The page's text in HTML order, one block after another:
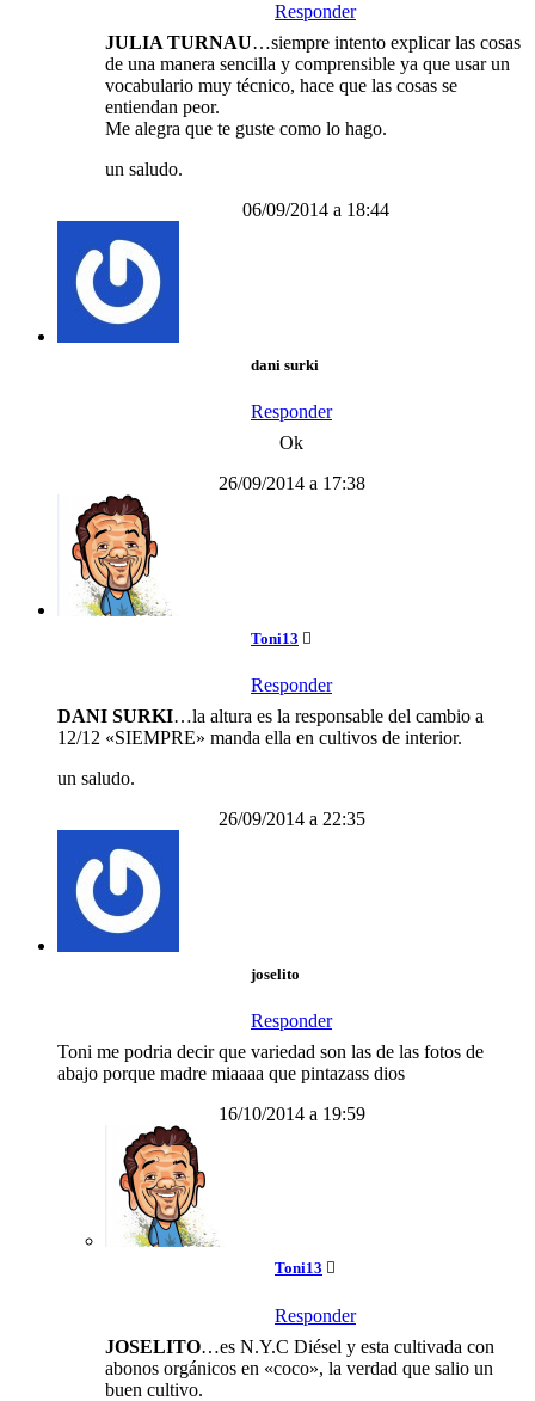
Responder
JULIA TURNAU…siempre intento explicar las cosas
de una manera sencilla y comprensible ya que usar un
vocabulario muy técnico, hace que las cosas se
entiendan peor.
Me alegra que te guste como lo hago.
un saludo.
06/09/2014 a 18:44
dani surki
Responder
Ok
26/09/2014 a 17:38
Toni13
Responder
DANI SURKI…la altura es la responsable del cambio a
12/12 «SIEMPRE» manda ella en cultivos de interior.
un saludo.
26/09/2014 a 22:35
joselito
Responder
Toni me podria decir que variedad son las de las fotos de
abajo porque madre miaaaa que pintazass dios
16/10/2014 a 19:59
Toni13
Responder
JOSELITO…es N.Y.C Diésel y esta cultivada con
abonos orgánicos en «coco», la verdad que salio un
buen cultivo.